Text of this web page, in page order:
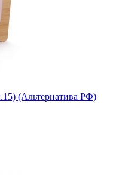
(Альтернатива РФ)